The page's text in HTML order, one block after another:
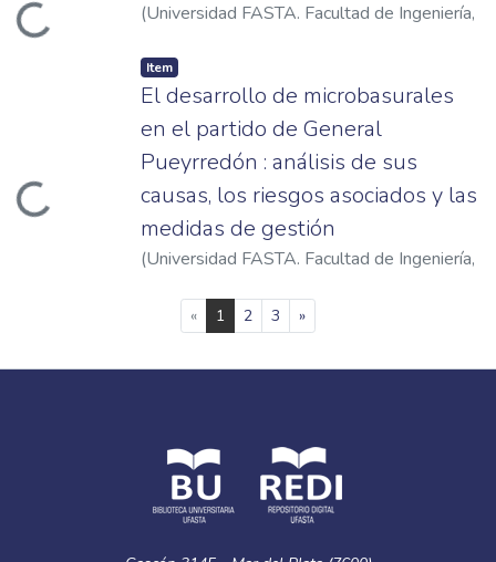
(Universidad FASTA. Facultad de Ingeniería,
Item
El desarrollo de microbasurales
en el partido de General
Pueyrredón : análisis de sus
causas, los riesgos asociados y las
medidas de gestión
(Universidad FASTA. Facultad de Ingeniería,
« 1 (current)
2 3 »